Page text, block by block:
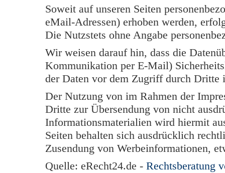
Soweit auf unseren Seiten
eMail-Adressen) erhoben werden,
Die Nutzstets ohne Angabe
Wir weisen darauf hin, dass die
Kommunikation per E-Mail)
der Daten vor dem Zugriff durch Dritte
Der Nutzung von im Rahmen der
Dritte zur Übersendung von nicht
Informationsmaterialien wird hiermit
Seiten behalten sich ausdrücklich
Zusendung von Werbeinformationen,
Quelle: eRecht24.de - Rechtsberatung